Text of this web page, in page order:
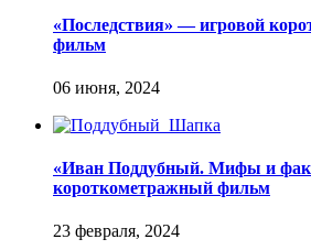
«Последствия» — игровой
фильм
«Иван Поддубный. Мифы и
короткометражный фильм